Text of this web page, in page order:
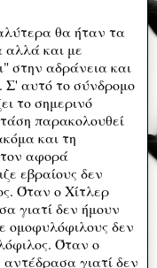
θα ήταν τα
αλλά και με
στην αδράνεια και
Σ' αυτό το σύνδρομο
το σημερινό
παρακολουθεί
και τη
αφορά
εβραίους δεν
Όταν ο Χίτλερ
γιατί δεν ήμουν
ομοφυλόφιλους δεν
Όταν ο
γιατί δεν